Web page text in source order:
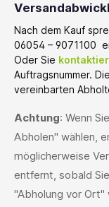
Nach dem Kauf
06054 – 9071100
Oder Sie
Auftragsnummer.
vereinbarten
Achtung: Wenn
Abholen" wählen,
möglicherweise
entfernt, sobald
"Abholung vor Ort"